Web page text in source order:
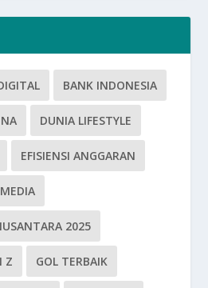
BANK INDONESIA
DUNIA LIFESTYLE
EFISIENSI ANGGARAN
2025
Z GOL TERBAIK